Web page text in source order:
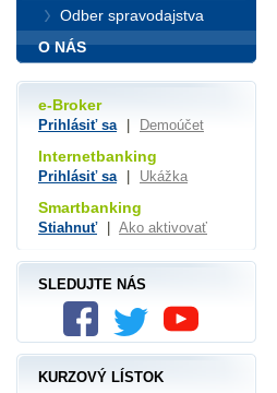
Odber spravodajstva
O NÁS
e-Broker
Prihlásiť sa Demoúčet
Internetbanking
Prihlásiť sa Ukážka
Smartbanking
Stiahnuť Ako aktivovať
SLEDUJTE NÁS
KURZOVÝ LÍSTOK